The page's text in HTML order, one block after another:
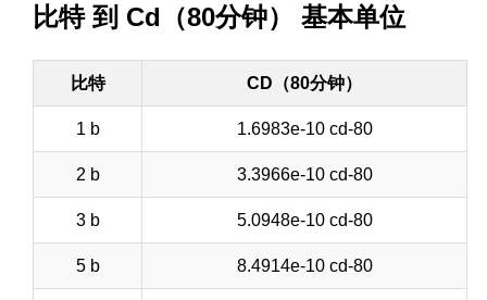
比特 到 Cd（80分钟） 基本单位
比特 CD（80分钟）
1 b 1.6983e-10 cd-80
2 b 3.3966e-10 cd-80
3 b 5.0948e-10 cd-80
5 b 8.4914e-10 cd-80